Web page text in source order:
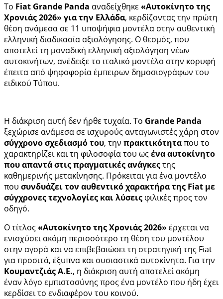
Το Fiat Grande Panda αναδείχθηκε «Αυτοκίνητο της
Χρονιάς 2026» για την Ελλάδα, κερδίζοντας την πρώτη
θέση ανάμεσα σε 11 υποψήφια μοντέλα στην αυθεντική
ελληνική διαδικασία αξιολόγησης. Ο θεσμός, που
αποτελεί τη μοναδική ελληνική αξιολόγηση νέων
αυτοκινήτων, ανέδειξε το ιταλικό μοντέλο στην κορυφή
έπειτα από ψηφοφορία έμπειρων δημοσιογράφων του
ειδικού Τύπου.
Η διάκριση αυτή δεν ήρθε τυχαία. Το Grande Panda
ξεχώρισε ανάμεσα σε ισχυρούς ανταγωνιστές χάρη στον
σύγχρονο σχεδιασμό του, την πρακτικότηταπου το
χαρακτηρίζει και τη φιλοσοφία του ωςένα αυτοκίνητο
που απαντά στις πραγματικές ανάγκεςτης
καθημερινής μετακίνησης. Πρόκειται για ένα μοντέλο
που συνδυάζει τον αυθεντικό χαρακτήρα της Fiat με
σύγχρονες τεχνολογίες και λύσεις φιλικές προς τον
οδηγό.
Ο τίτλος«Αυτοκίνητο της Χρονιάς 2026» έρχεται να
ενισχύσει ακόμη περισσότερο τη θέση του μοντέλου
στην αγορά και να επιβεβαιώσει τη στρατηγική της Fiat
για προσιτά, έξυπνα και ουσιαστικά αυτοκίνητα. Για την
Κουμαντζιάς Α.Ε., η διάκριση αυτή αποτελεί ακόμη
έναν λόγο εμπιστοσύνης προς ένα μοντέλο που ήδη έχει
κερδίσει το ενδιαφέρον του κοινού.